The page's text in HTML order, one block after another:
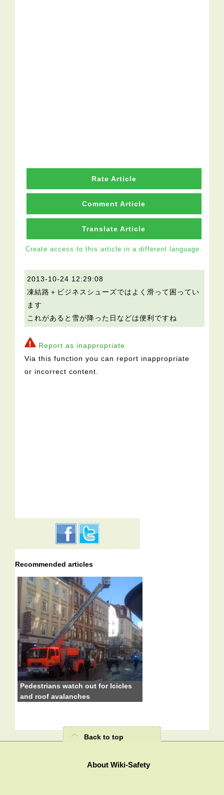
Rate Article
Comment Article
Translate Article
Create access to this article in a different language.
2013-10-24 12:29:08
凍結路＋ビジネスシューズではよく滑って困ってい
ます
これがあると雪が降った日などは便利ですね
Report as inappropriate
Via this function you can report inappropriate
or incorrect content.
Recommended articles
Pedestrians watch out for Icicles
and roof avalanches
Back to top
About Wiki-Safety